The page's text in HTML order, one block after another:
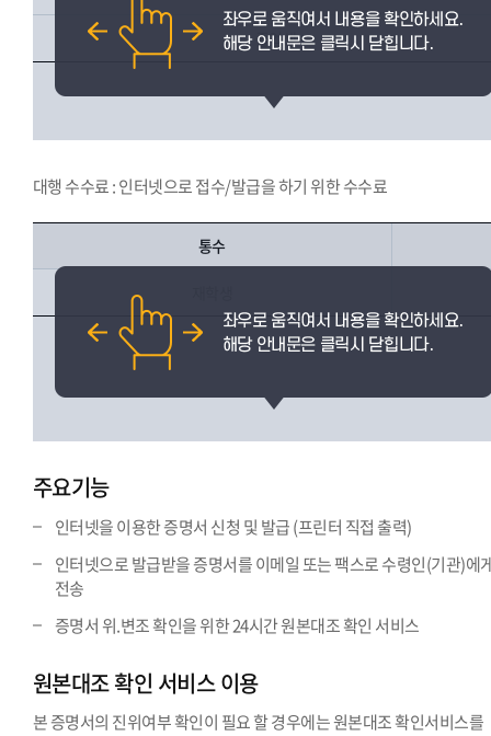
졸업생
대행 수수료 : 인터넷으로 접수/발급을 하기 위한 수수료
통수
주요기능
인터넷을 이용한 증명서 신청 및 발급 (프린터 직접 출력)
인터넷으로 발급받을 증명서를 이메일 또는 팩스로 수령인(기관)에
전송
증명서 위.변조 확인을 위한 24시간 원본대조 확인 서비스
원본대조 확인 서비스 이용
본 증명서의 진위여부 확인이 필요 할 경우에는 원본대조 확인서비스를